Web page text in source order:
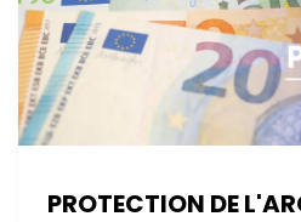
PROTECTION DE